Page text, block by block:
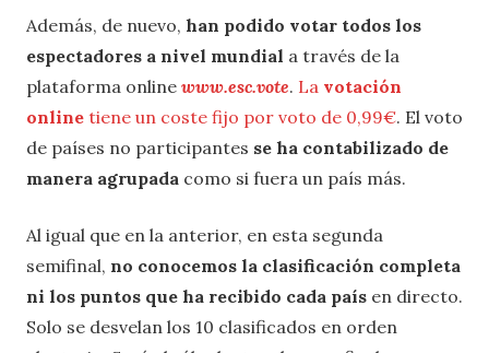
Además, de nuevo, han podido votar todos los
espectadores a nivel mundial a través de la
plataforma online www.esc.vote. La votación
online tiene un coste fijo por voto de 0,99€. El voto
de países no participantes se ha contabilizado de
manera agrupada como si fuera un país más.
Al igual que en la anterior, en esta segunda
semifinal, no conocemos la clasificación completa
ni los puntos que ha recibido cada país en directo.
Solo se desvelan los 10 clasificados en orden